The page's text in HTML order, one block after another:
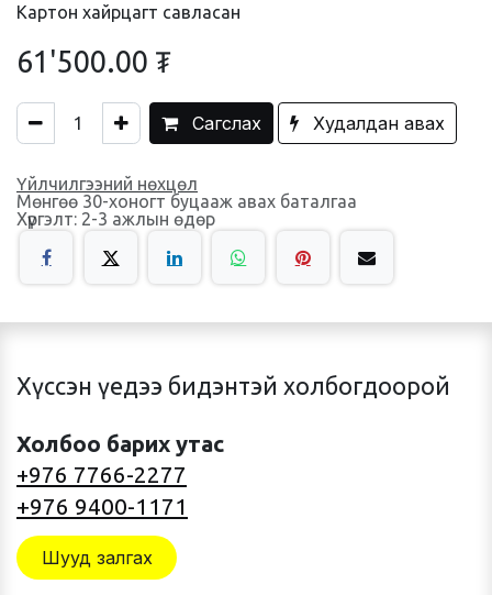
Картон хайрцагт савласан
61'500.00 ₮
Сагслах Худалдан авах
Үйлчилгээний нөхцөл
Мөнгөө 30-хоногт буцааж авах баталгаа
Хүргэлт: 2-3 ажлын өдөр
Хүссэн үедээ бидэнтэй холбогдоорой
Холбоо барих утас
+976 7766-2277
+976 9400-1171
Шууд залгах